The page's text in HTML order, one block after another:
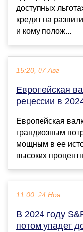
доступных
кредит на
и кому полож...
15:20, 07 Авг
Европейская
рецессии в
Европейская
грандиозным
мощным в ее
высоких
11:00, 24 Ноя
В 2024 году
потом упадет